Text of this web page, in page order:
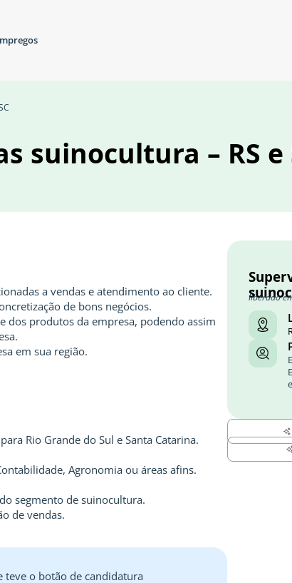
suinocultura – RS e
a vendas e atendimento ao cliente.
de bons negócios.
dos produtos da empresa, podendo assim
em sua região.
Rio Grande do Sul e Santa Catarina.
Agronomia ou áreas afins.
segmento de suinocultura.
de vendas.
teve o botão de candidatura
liberado